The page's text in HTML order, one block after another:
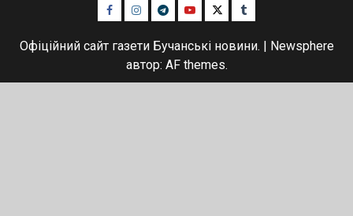
Facebook
Instagram
TelegramYoutubeTwitterTumblr
Офіційний сайт газети Бучанські новини.
Newsphere
автор: AF themes.